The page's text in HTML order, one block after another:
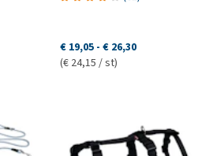
€ 19,05 - € 26,30
(€ 24,15 / st)